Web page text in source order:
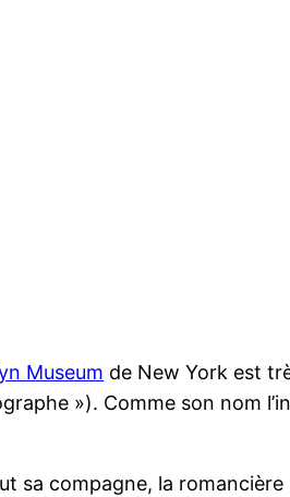
Museum de New York est
»). Comme son nom
sa compagne, la romancière